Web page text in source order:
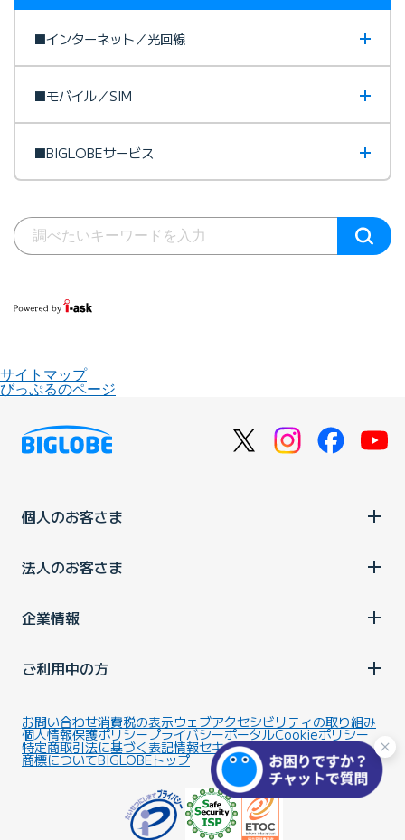
■インターネット／光回線
■モバイル／SIM
■BIGLOBEサービス
サイトマップ
びっぷるのページ
個人のお客さま
法人のお客さま
企業情報
ご利用中の方
お問い合わせ消費税の表示ウェブアクセシビリティの取り組み
個人情報保護ポリシープライバシーポータルCookieポリシー
特定商取引法に基づく表記情報セキュリティ基本方針
商標についてBIGLOBEトップ